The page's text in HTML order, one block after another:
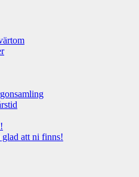
glad att ni finns!